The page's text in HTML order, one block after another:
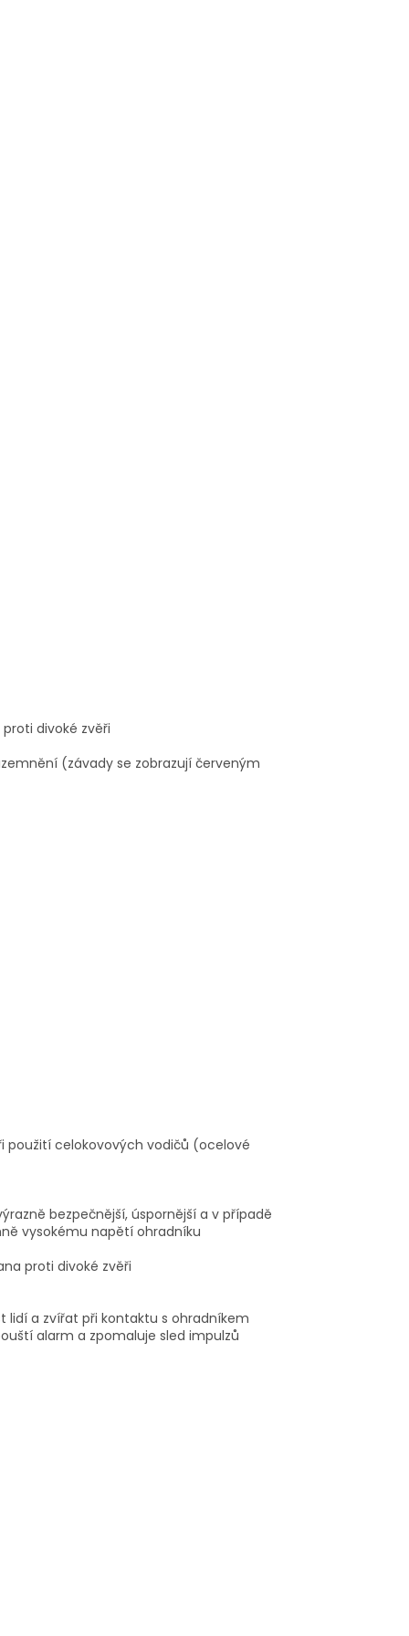
divoké zvěři
(závady se zobrazují červeným
použití celokovových vodičů (ocelové
bezpečnější, úspornější a v případě
vysokému napětí ohradníku
proti divoké zvěři
lidí a zvířat při kontaktu s ohradníkem
alarm a zpomaluje sled impulzů